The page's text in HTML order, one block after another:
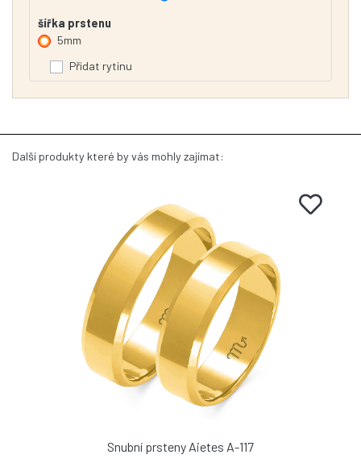
šířka prstenu
5mm
Přidat rytinu
Další produkty které by vás mohly zajímat:
Snubní prsteny Aietes A-117